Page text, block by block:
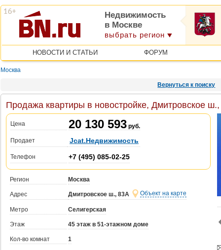
Недвижимость
в Москве
выбрать регион
НОВОСТИ И СТАТЬИ ФОРУМ
Москва
Вернуться к поиску
Продажа квартиры в новостройке, Дмитровское
Цена 20 130 593 руб.
Продает Jcat.Недвижимость
Телефон +7 (495) 085-02-25
Регион Москва
Адрес Дмитровское ш., 83А Объект на карте
Метро Селигерская
Этаж 45 этаж в 51-этажном доме
Кол-во комнат 1